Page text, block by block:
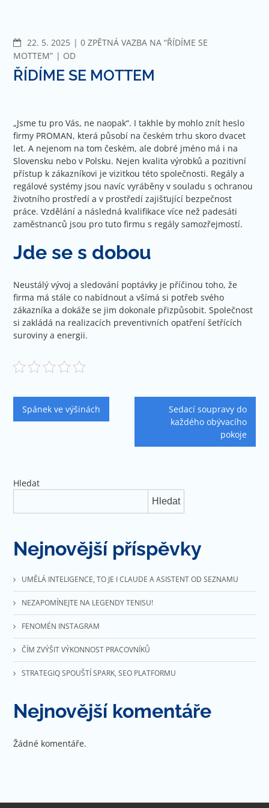
22. 5. 2025
KOMENTÁŘE
0 ZPĚTNÁ VAZBA NA “ŘÍDÍME SE
MOTTEM”
OD
ŘÍDÍME SE MOTTEM
„Jsme tu pro Vás, ne naopak“. I takhle by mohlo znít heslo
firmy PROMAN, která působí na českém trhu skoro dvacet
let. A nejenom na tom českém, ale dobré jméno má i na
Slovensku nebo v Polsku. Nejen kvalita výrobků a pozitivní
přístup k zákazníkovi je vizitkou této společnosti. Regály a
regálové systémy jsou navíc vyráběny v souladu s ochranou
životního prostředí a v prostředí zajišťující bezpečnost
práce. Vzdělání a následná kvalifikace více než padesáti
zaměstnanců jsou pro tuto firmu s regály samozřejmostí.
Jde se s dobou
Neustálý vývoj a sledování poptávky je příčinou toho, že
firma má stále co nabídnout a všímá si potřeb svého
zákazníka a dokáže se jim dokonale přizpůsobit. Společnost
si zakládá na realizacích preventivních opatření šetřících
suroviny a energii.
Navigace
pro
Spánek ve výšinách
Sedací soupravy do
každého obývacího
pokoje
Hledat
Hledat
Nejnovější příspěvky
UMĚLÁ INTELIGENCE, TO JE I CLAUDE A ASISTENT OD SEZNAMU
NEZAPOMÍNEJTE NA LEGENDY TENISU!
FENOMÉN INSTAGRAM
ČÍM ZVÝŠIT VÝKONNOST PRACOVNÍKŮ
STRATEGIQ SPOUŠTÍ SPARK, SEO PLATFORMU
Nejnovější komentáře
Žádné komentáře.